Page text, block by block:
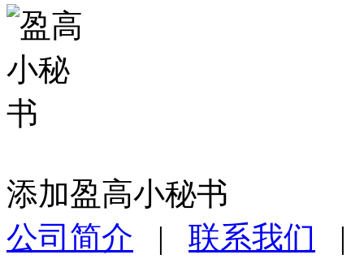
添加盈高小秘书
公司简介 | 联系我们